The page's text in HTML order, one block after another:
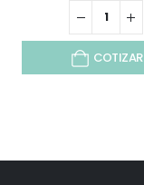
COTIZAR